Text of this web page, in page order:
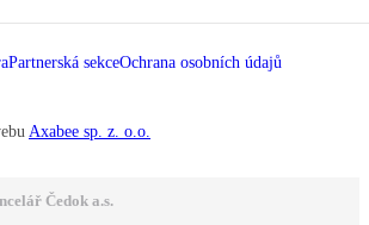
Partnerská sekceOchrana osobních údajů
Axabee sp. z. o.o.
Čedok a.s.